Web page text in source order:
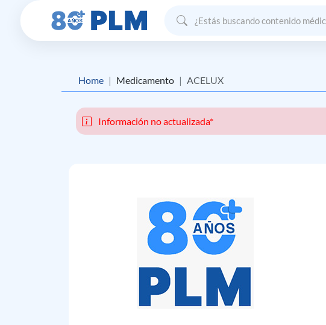
Home Medicamento ACELUX
Información no actualizada*